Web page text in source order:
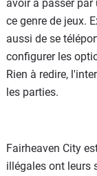
avoir à passer
ce genre de jeux.
aussi de se
configurer les
Rien à redire,
les parties.
Fairheaven City
illégales ont leurs